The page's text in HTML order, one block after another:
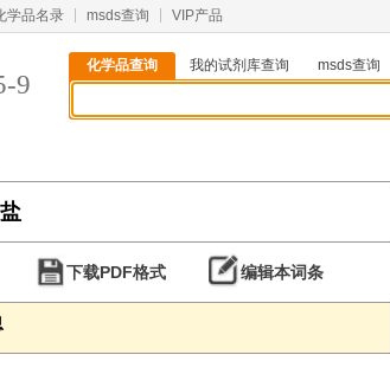
学品名录 msds查询 VIP产品
9
化学品查询 我的试剂库查询 msds查询
下载PDF格式 编辑本词条